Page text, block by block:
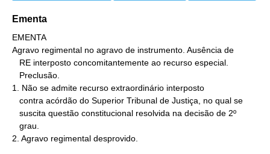
Ementa
EMENTA
Agravo regimental no agravo de instrumento. Ausência de
1. Não se admite recurso extraordinário interposto
2. Agravo regimental desprovido.